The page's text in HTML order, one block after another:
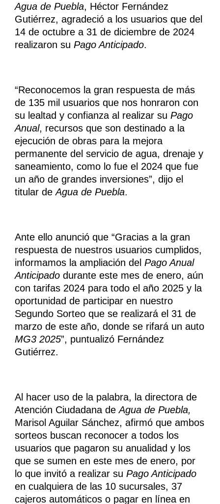
Agua de Puebla, Héctor Fernández
Gutiérrez, agradeció a los usuarios que del
14 de octubre a 31 de diciembre de 2024
realizaron su Pago Anticipado.
“Reconocemos la gran respuesta de más
de 135 mil usuarios que nos honraron con
su lealtad y confianza al realizar su Pago
Anual, recursos que son destinado a la
ejecución de obras para la mejora
permanente del servicio de agua, drenaje y
saneamiento, como lo fue el 2024 que fue
un año de grandes inversiones”, dijo el
titular deAgua de Puebla.
Ante ello anunció que “Gracias a la gran
respuesta de nuestros usuarios cumplidos,
informamos la ampliación del Pago Anual
Anticipado durante este mes de enero, aún
con tarifas 2024 para todo el año 2025 y la
oportunidad de participar en nuestro
Segundo Sorteo que se realizará el 31 de
marzo de este año, donde se rifará un auto
MG3 2025”, puntualizó Fernández
Gutiérrez.
Al hacer uso de la palabra, la directora de
Atención Ciudadana deAgua de Puebla,
Marisol Aguilar Sánchez, afirmó que ambos
sorteos buscan reconocer a todos los
usuarios que pagaron su anualidad y los
que se sumen en este mes de enero, por
lo que invitó a realizar su Pago Anticipado
en cualquiera de las 10 sucursales, 37
cajeros automáticos o pagar en línea en